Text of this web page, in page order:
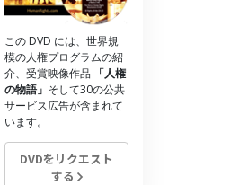
ール
ンディション
この DVD には、世界規
模の人権プログラムの紹
介、受賞映像作品 「人権
の物語」 そして30の公共
サービス広告が含まれて
います。
DVDをリクエスト
する